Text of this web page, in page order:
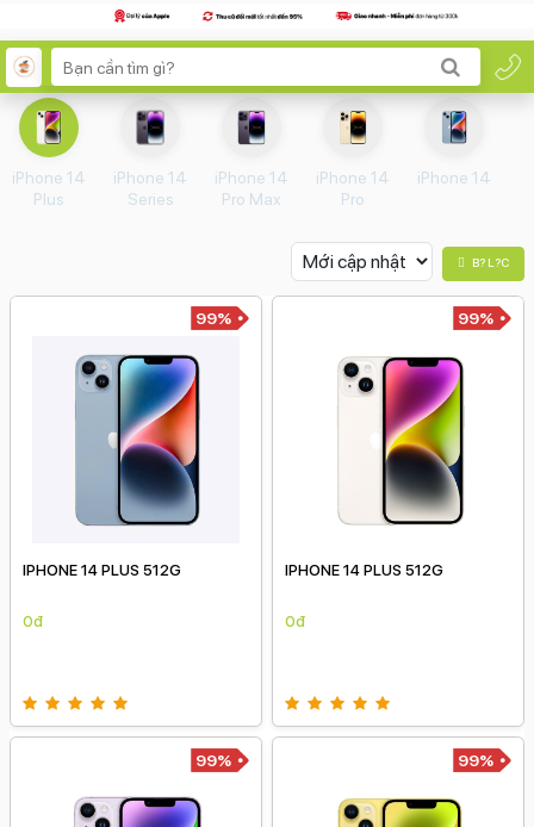
iPhone 14
Series
iPhone 14
Pro Max
iPhone 14
Pro
iPhone 14
Plus
iPhone 14
B? L?c
99%
IPHONE 14 PLUS 512G
0đ
99%
IPHONE 14 PLUS 512G
0đ
99% 99%